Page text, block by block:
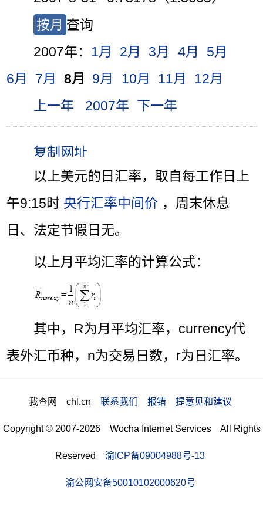
按月 查询
2007年： 1月 2月 3月 4月
5月
6月
7月 8月 9月 10月 11月
12月
上一年
2007年 下一年
以上美元的日汇率，取自每工作日上
午9:15时 央行汇率中间价 ，周末休息
日、法定节假日无。
以上月平均汇率的计算公式：
其中，R为月平均汇率，currency代
表外汇币种，n为交易日数，r为日汇率。
我查网 chl.cn 联系我们 报错 提意见和建议
Copyright © 2007-2026 Wocha Internet Services All Rights
Reserved 渝ICP备09004988号-13
渝公网安备50010102000620号